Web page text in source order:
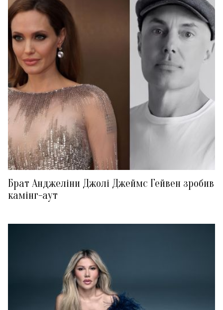
Брат Анджеліни Джолі Джеймс Гейвен зробив
камінг-аут